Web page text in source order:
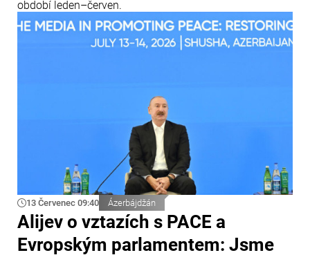
období leden–červen.
13 Červenec 09:40 Ázerbájdžán
Alijev o vztazích s PACE a
Evropským parlamentem: Jsme